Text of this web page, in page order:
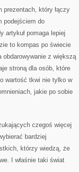
prezentach, który łączy
podejściem do
artykuł pomaga lepiej
to kompas po świecie
obdarowywanie z większą
stroną dla osób, które
wartość tkwi nie tylko w
jakie po sobie
czegoś więcej
bardziej
którzy wiedzą, że
I właśnie taki świat